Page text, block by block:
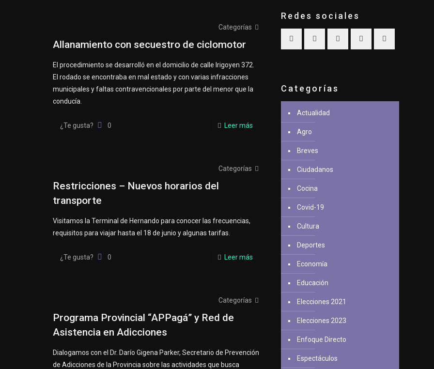
Categorías
Allanamiento con secuestro de ciclomotor
El procedimiento se desarrolló en el domicilio de calle Irigoyen 372.
El rodado se encontraba en mal estado y con varias infracciones
municipales y faltas contravencionales por parte del menor que la
conducía.
¿Te gusta? 0 Leer más
Categorías
Restricciones – Nuevos horarios del
transporte
Visitamos la Terminal de Hernando para conocer las frecuencias,
requisitos para viajar hasta el 18 de junio y algunas tarifas.
¿Te gusta? 0 Leer más
Categorías
Programa Provincial “APPagá” y Red de
Asistencia en Adicciones
Dialogamos con el Dr. Darío Gigena Parker, Secretario de Prevención
de Adicciones de la Provincia sobre las actividades que busca
Redes sociales
Categorías
Actualidad
Agro
Breves
Ciudadanos
Cocina
Covid-19
Cultura
Deportes
Economía
Educación
Elecciones 2021
Elecciones 2023
Enfoque Directo
Espectáculos